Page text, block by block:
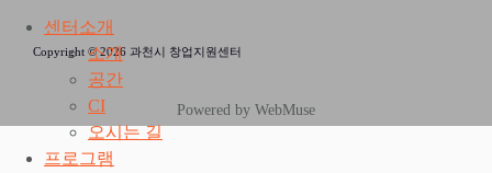
센터소개
소개
공간
CI
오시는 길
프로그램
Copyright © 2026 과천시 창업지원센터
Powered by WebMuse